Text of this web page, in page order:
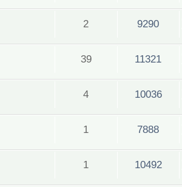
2 9290
39 11321
4 10036
1 7888
1 10492